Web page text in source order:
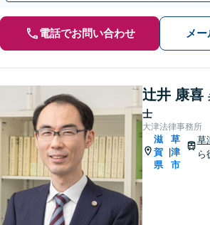
電話でお問い合わせ メ
辻井 康喜
士
大津法律事務所
滋
賀
県
草
津
市
草
ら